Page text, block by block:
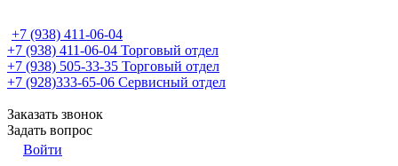
+7 (938) 411-06-04
+7 (938) 411-06-04 Торговый отдел
+7 (938) 505-33-35 Торговый отдел
+7 (928)333-65-06 Сервисный отдел
Заказать звонок
Задать вопрос
Войти